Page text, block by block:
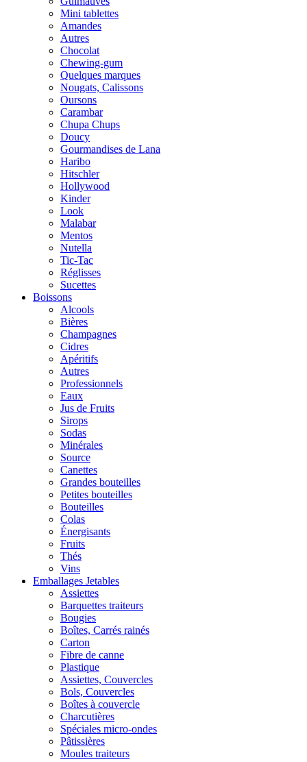
Mini tablettes
Amandes
Autres
Chocolat
Chewing-gum
Quelques marques
Nougats, Calissons
Oursons
Carambar
Chupa Chups
Doucy
Gourmandises de Lana
Haribo
Hitschler
Hollywood
Kinder
Look
Malabar
Mentos
Nutella
Tic-Tac
Réglisses
Sucettes
Boissons
Alcools
Bières
Champagnes
Cidres
Apéritifs
Autres
Professionnels
Eaux
Jus de Fruits
Sirops
Sodas
Minérales
Source
Canettes
Grandes bouteilles
Petites bouteilles
Bouteilles
Colas
Énergisants
Fruits
Thés
Vins
Emballages Jetables
Assiettes
Barquettes traiteurs
Bougies
Boîtes, Carrés rainés
Carton
Fibre de canne
Plastique
Assiettes, Couvercles
Bols, Couvercles
Boîtes à couvercle
Charcutières
Spéciales micro-ondes
Pâtissières
Moules traiteurs